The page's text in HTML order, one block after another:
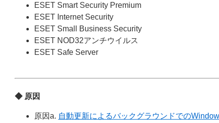
ESET Smart Security Premium
ESET Internet Security
ESET Small Business Security
ESET NOD32アンチウイルス
ESET Safe Server
◆ 原因
原因a. 自動更新によるバックグラウンドでの